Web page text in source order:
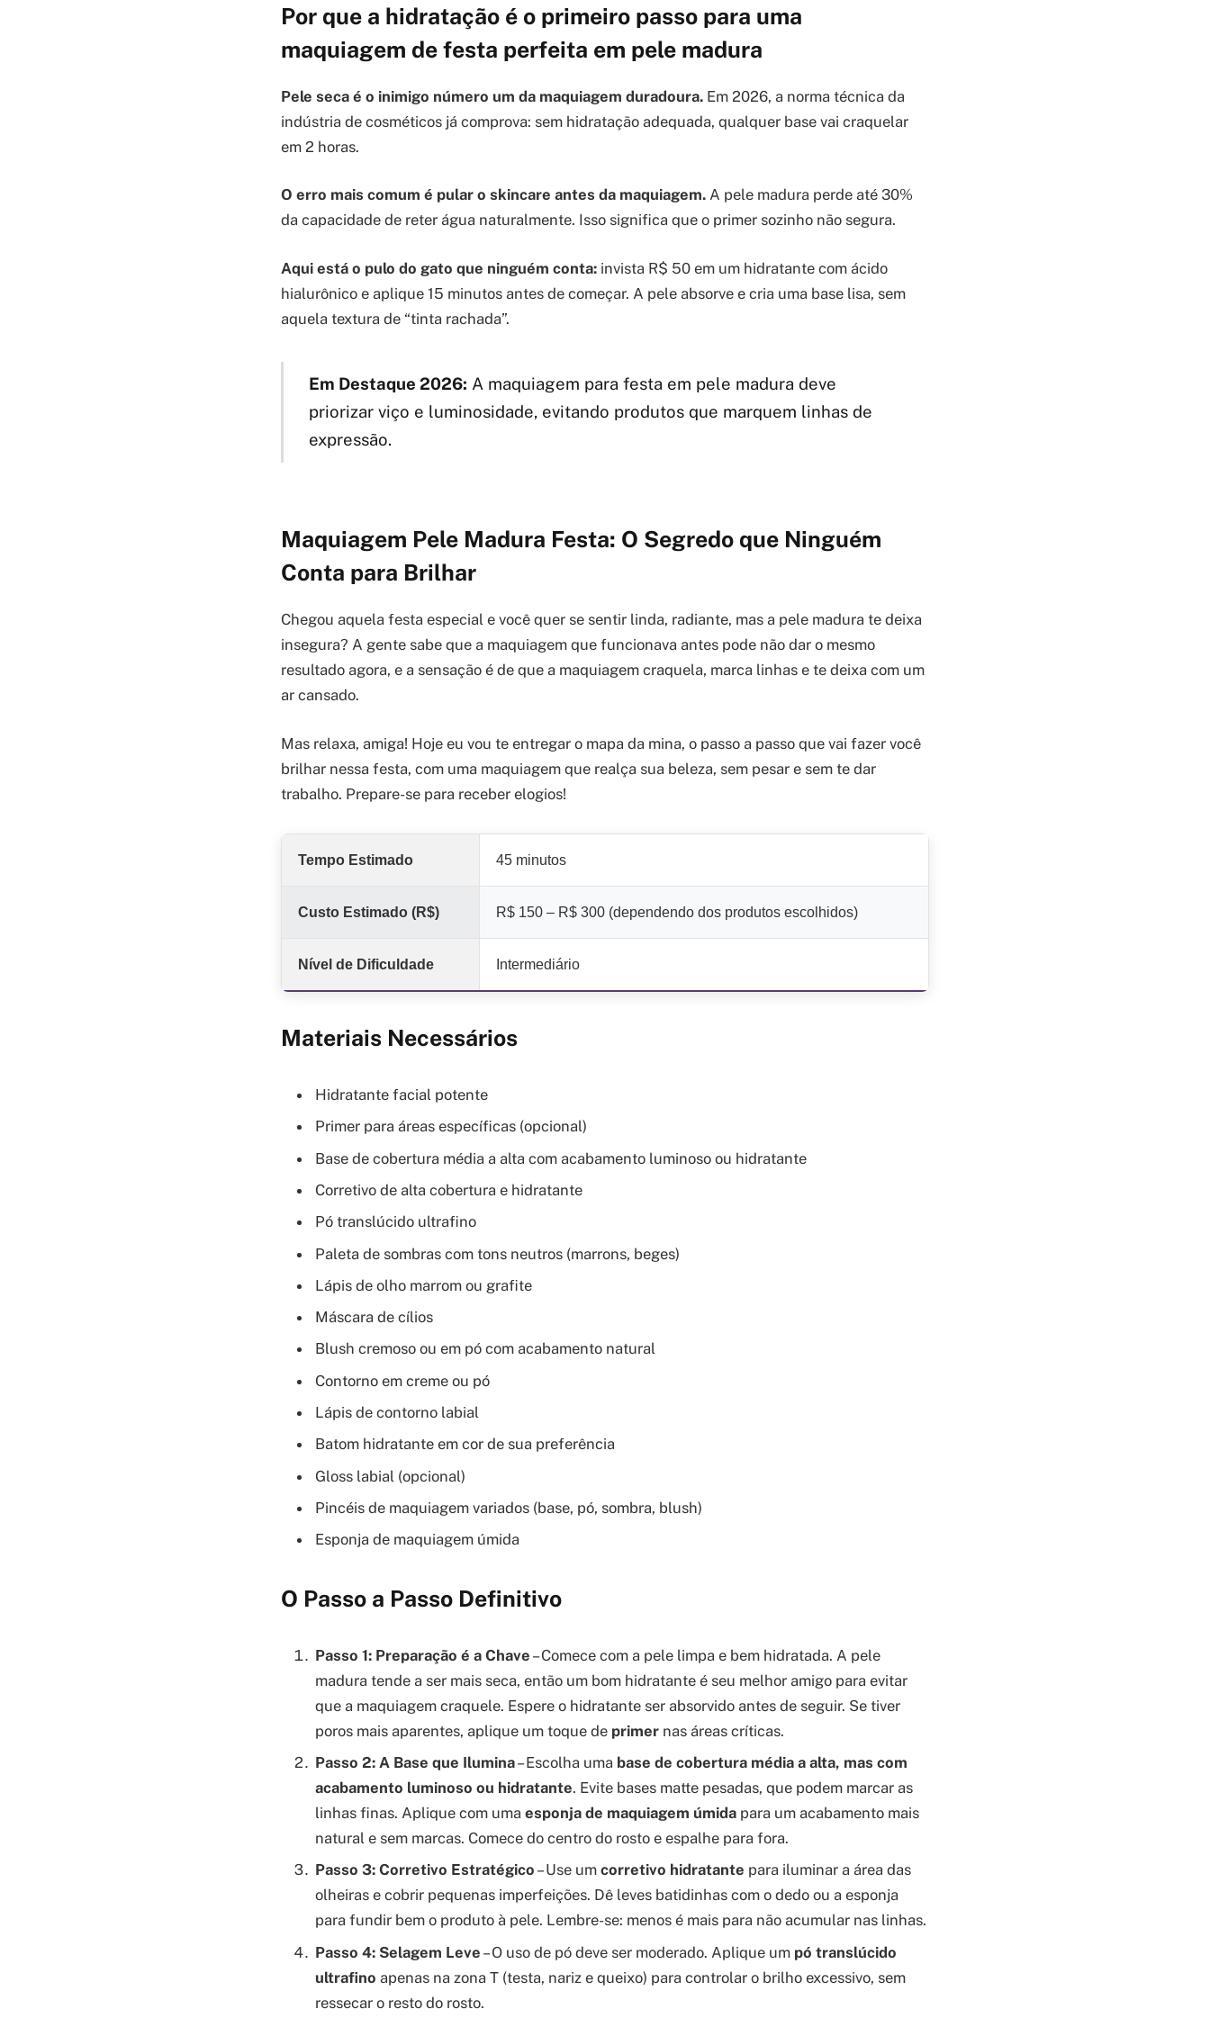
Por que a hidratação é o primeiro passo para uma
maquiagem de festa perfeita em pele madura
Pele seca é o inimigo número um da maquiagem duradoura. Em 2026, a norma técnica da
indústria de cosméticos já comprova: sem hidratação adequada, qualquer base vai craquelar
em 2 horas.
O erro mais comum é pular o skincare antes da maquiagem. A pele madura perde até 30%
da capacidade de reter água naturalmente. Isso significa que o primer sozinho não segura.
Aqui está o pulo do gato que ninguém conta: invista R$ 50 em um hidratante com ácido
hialurônico e aplique 15 minutos antes de começar. A pele absorve e cria uma base lisa, sem
aquela textura de “tinta rachada”.
Em Destaque 2026: A maquiagem para festa em pele madura deve
priorizar viço e luminosidade, evitando produtos que marquem linhas de
expressão.
Maquiagem Pele Madura Festa: O Segredo que Ninguém
Conta para Brilhar
Chegou aquela festa especial e você quer se sentir linda, radiante, mas a pele madura te deixa
insegura? A gente sabe que a maquiagem que funcionava antes pode não dar o mesmo
resultado agora, e a sensação é de que a maquiagem craquela, marca linhas e te deixa com um
ar cansado.
Mas relaxa, amiga! Hoje eu vou te entregar o mapa da mina, o passo a passo que vai fazer você
brilhar nessa festa, com uma maquiagem que realça sua beleza, sem pesar e sem te dar
trabalho. Prepare-se para receber elogios!
Tempo Estimado 45 minutos
Custo Estimado (R$) R$ 150 – R$ 300 (dependendo dos produtos escolhidos)
Nível de Dificuldade Intermediário
Materiais Necessários
Hidratante facial potente
Primer para áreas específicas (opcional)
Base de cobertura média a alta com acabamento luminoso ou hidratante
Corretivo de alta cobertura e hidratante
Pó translúcido ultrafino
Paleta de sombras com tons neutros (marrons, beges)
Lápis de olho marrom ou grafite
Máscara de cílios
Blush cremoso ou em pó com acabamento natural
Contorno em creme ou pó
Lápis de contorno labial
Batom hidratante em cor de sua preferência
Gloss labial (opcional)
Pincéis de maquiagem variados (base, pó, sombra, blush)
Esponja de maquiagem úmida
O Passo a Passo Definitivo
Passo 1: Preparação é a Chave – Comece com a pele limpa e bem hidratada. A pele
madura tende a ser mais seca, então um bom hidratante é seu melhor amigo para evitar
que a maquiagem craquele. Espere o hidratante ser absorvido antes de seguir. Se tiver
poros mais aparentes, aplique um toque de primer nas áreas críticas.
Passo 2: A Base que Ilumina– Escolha uma base de cobertura média a alta, mas com
acabamento luminoso ou hidratante. Evite bases matte pesadas, que podem marcar as
linhas finas. Aplique com uma esponja de maquiagem úmida para um acabamento mais
natural e sem marcas. Comece do centro do rosto e espalhe para fora.
Passo 3: Corretivo Estratégico – Use um corretivo hidratante para iluminar a área das
olheiras e cobrir pequenas imperfeições. Dê leves batidinhas com o dedo ou a esponja
para fundir bem o produto à pele. Lembre-se: menos é mais para não acumular nas linhas.
Passo 4: Selagem Leve – O uso de pó deve ser moderado. Aplique um pó translúcido
ultrafino apenas na zona T (testa, nariz e queixo) para controlar o brilho excessivo, sem
ressecar o resto do rosto.